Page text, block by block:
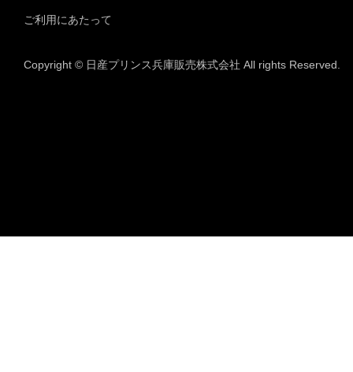
ご利用にあたって
Copyright © 日産プリンス兵庫販売株式会社 All rights Reserved.